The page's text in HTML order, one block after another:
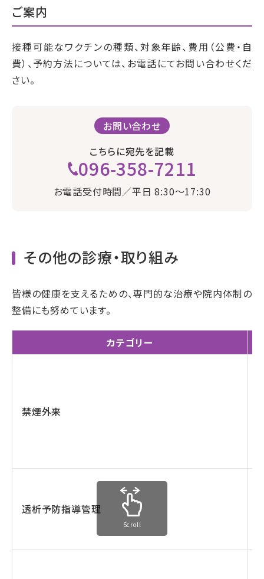
ご案内
接種可能なワクチンの種類、対象年齢、費用（公費・自
費）、予約方法については、お電話にてお問い合わせくだ
さい。
お問い合わせ
こちらに宛先を記載
096-358-7211
お電話受付時間／平日 8:30〜17:30
その他の診療・取り組み
皆様の健康を支えるための、専門的な治療や院内体制の
整備にも努めています。
カテゴリー
禁煙外来
透析予防指導管理
Scroll